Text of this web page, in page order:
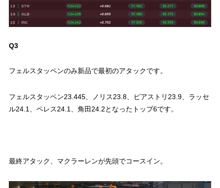
Q3
フェルスタッペンのみ新品で最初のアタックです。
フェルスタッペン23.445、ノリス23.8、ピアストリ23.9、ラッセ
ル24.1、ペレス24.1、角田24.2となったトップ6です。
最終アタック、マクラーレンが先頭でコースイン。